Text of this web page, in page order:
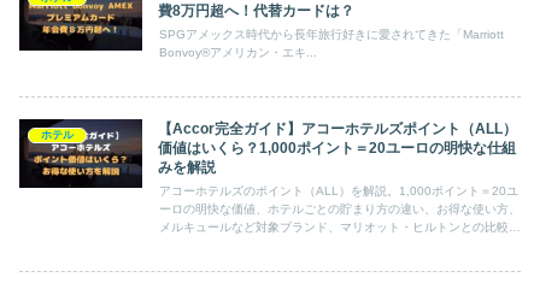
費8万円超へ！代替カードは？
SPGアメックス時代から長年旅行好きに愛されてきた「Marriott
Bonvoy®アメリカン・エキ...
ホテル
【Accor完全ガイド】アコーホテルズポイント（ALL）
価値はいくら？1,000ポイント＝20ユーロの明快な仕組
みを解説
アコーホテルズのポイント（ALL）を解説。1,000ポイント＝20ユ
ーロの明快な価値、ホテルごとの貯まり方の違い、お得な使い方、
メルキュールなど対象ブランド、マリオット・ヒルトンとの比較